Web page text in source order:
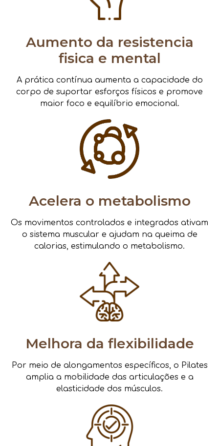
Aumento da resistencia
fisica e mental
A prática contínua aumenta a capacidade do
corpo de suportar esforços físicos e promove
maior foco e equilíbrio emocional.
Acelera o metabolismo
Os movimentos controlados e integrados ativam
o sistema muscular e ajudam na queima de
calorias, estimulando o metabolismo.
Melhora da flexibilidade
Por meio de alongamentos específicos, o Pilates
amplia a mobilidade das articulações e a
elasticidade dos músculos.